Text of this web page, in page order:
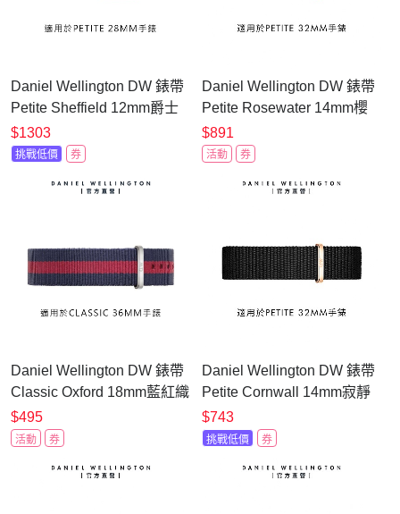
Daniel Wellington DW 錶帶
Petite Sheffield 12mm爵士
黑真皮錶帶-玫瑰金
DW00200183
$1303
挑戰低價 券
Daniel Wellington DW 錶帶
Petite Rosewater 14mm櫻
花粉織紋錶帶-香檳金
DW00200242
$891
活動 券
Daniel Wellington DW 錶帶
Classic Oxford 18mm藍紅織
紋錶帶-銀 DW00200046
$495
活動 券
Daniel Wellington DW 錶帶
Petite Cornwall 14mm寂靜
黑織紋錶帶-玫瑰金
DW00200178
$743
挑戰低價 券